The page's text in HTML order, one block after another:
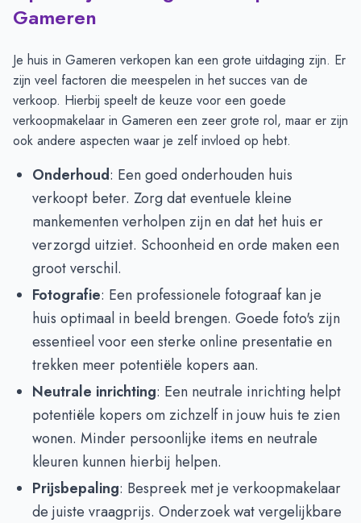
Gameren
Je huis in Gameren verkopen kan een grote uitdaging zijn. Er
zijn veel factoren die meespelen in het succes van de
verkoop. Hierbij speelt de keuze voor een goede
verkoopmakelaar in Gameren een zeer grote rol, maar er zijn
ook andere aspecten waar je zelf invloed op hebt.
Onderhoud: Een goed onderhouden huis
verkoopt beter. Zorg dat eventuele kleine
mankementen verholpen zijn en dat het huis er
verzorgd uitziet. Schoonheid en orde maken een
groot verschil.
Fotografie: Een professionele fotograaf kan je
huis optimaal in beeld brengen. Goede foto's zijn
essentieel voor een sterke online presentatie en
trekken meer potentiële kopers aan.
Neutrale inrichting: Een neutrale inrichting helpt
potentiële kopers om zichzelf in jouw huis te zien
wonen. Minder persoonlijke items en neutrale
kleuren kunnen hierbij helpen.
Prijsbepaling: Bespreek met je verkoopmakelaar
de juiste vraagprijs. Onderzoek wat vergelijkbare